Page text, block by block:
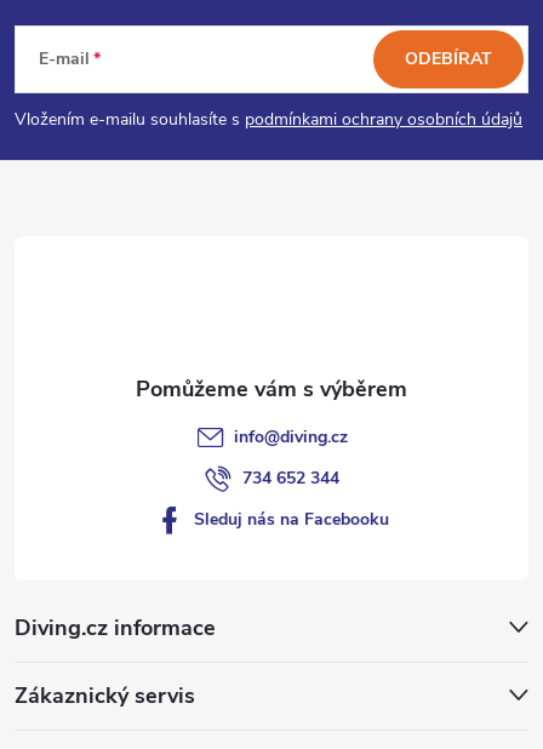
p
E-mail
Vložením e-mailu souhlasíte s podmínkami ochrany osobních údajů
ODEBÍRAT
Diving.cz informace
Zákaznický servis
info@diving.cz
734 652 344
Sleduj nás na Facebooku